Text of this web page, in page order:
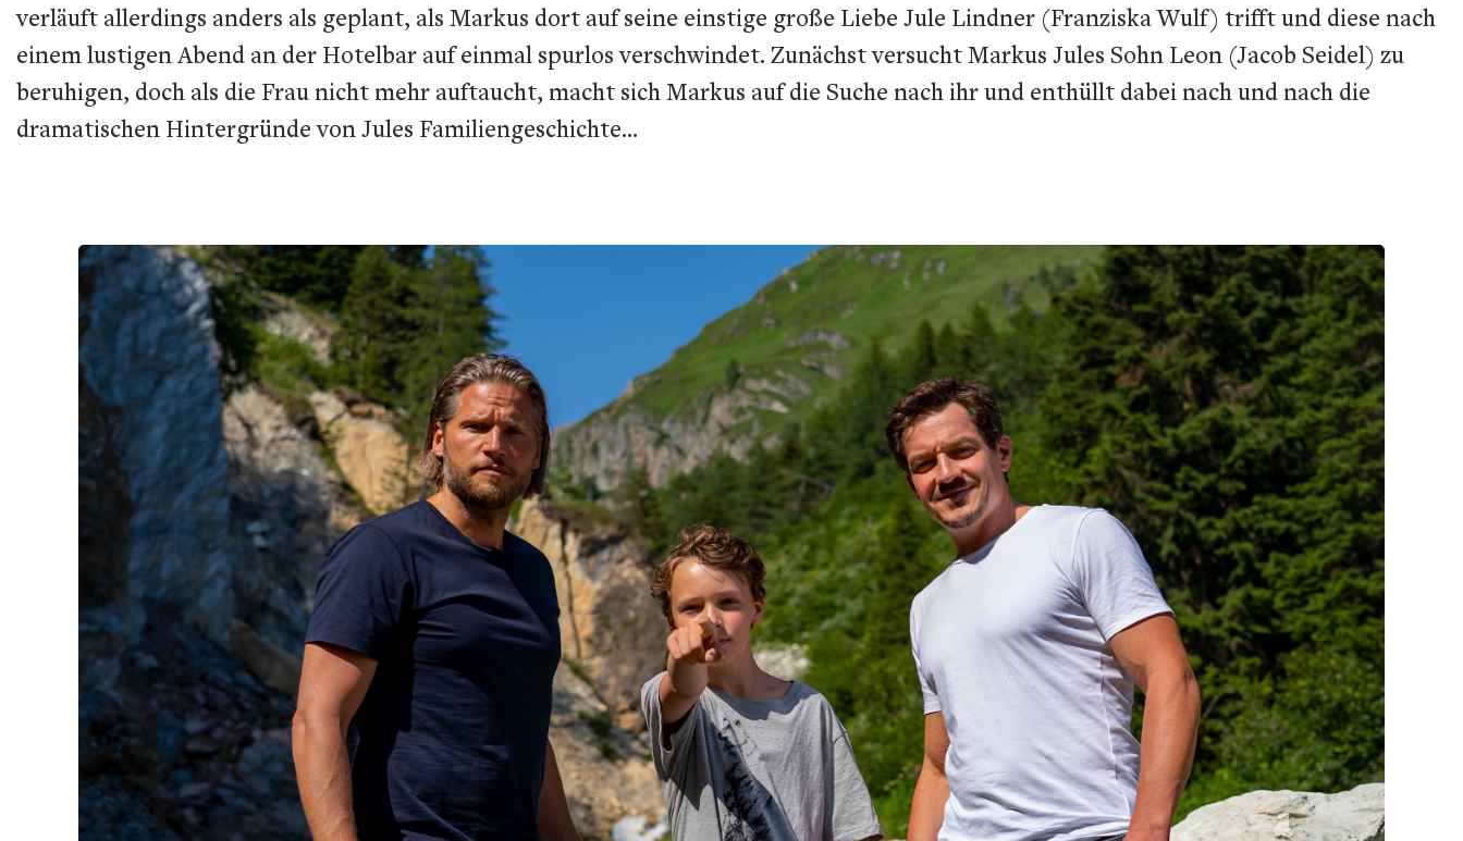
verläuft allerdings anders als geplant, als Markus dort auf seine einstige große Liebe Jule Lindner (Franziska Wulf) trifft und diese nach
einem lustigen Abend an der Hotelbar auf einmal spurlos verschwindet. Zunächst versucht Markus Jules Sohn Leon (Jacob Seidel) zu
beruhigen, doch als die Frau nicht mehr auftaucht, macht sich Markus auf die Suche nach ihr und enthüllt dabei nach und nach die
dramatischen Hintergründe von Jules Familiengeschichte…